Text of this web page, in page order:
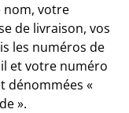
nom, votre
de livraison, vos
les numéros de
et votre numéro
dénommées «
».